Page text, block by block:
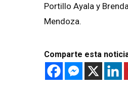
Portillo Ayala y
Mendoza.
Comparte esta